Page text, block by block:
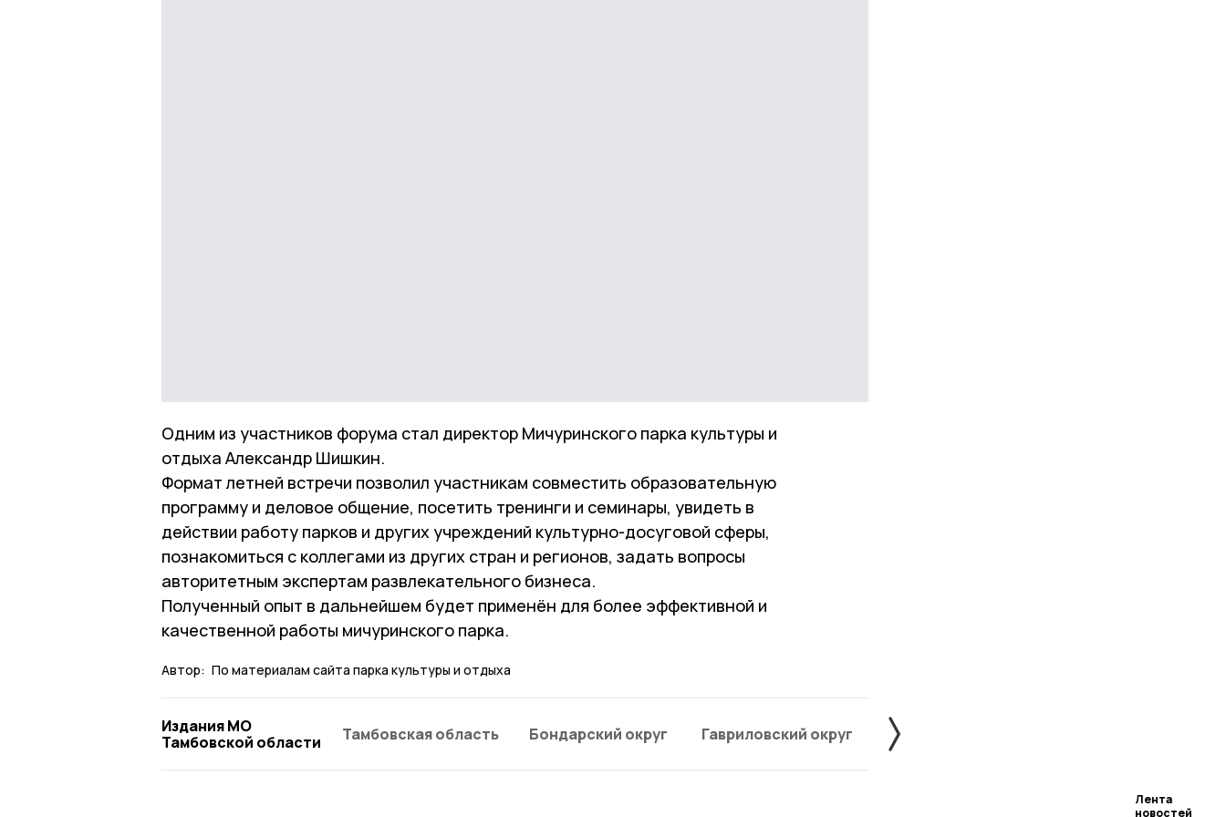
Лента
новостей
Одним из участников форума стал директор Мичуринского парка культуры и
отдыха Александр Шишкин.
Формат летней встречи позволил участникам совместить образовательную
программу и деловое общение, посетить тренинги и семинары, увидеть в
действии работу парков и других учреждений культурно-досуговой сферы,
познакомиться с коллегами из других стран и регионов, задать вопросы
авторитетным экспертам развлекательного бизнеса.
Полученный опыт в дальнейшем будет применён для более эффективной и
качественной работы мичуринского парка.
Автор: По материалам сайта парка культуры и отдыха
Издания МО
Тамбовской области
Тамбовская область Бондарский округ Гавриловский округ Жердевский округ